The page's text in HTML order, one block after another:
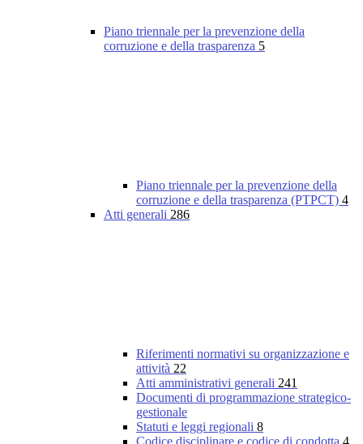
Piano triennale per la prevenzione della
corruzione e della trasparenza 5
Piano triennale per la prevenzione della
corruzione e della trasparenza (PTPCT) 4
Atti generali 286
Riferimenti normativi su organizzazione e
attività 22
Atti amministrativi generali 241
Documenti di programmazione strategico-
gestionale
Statuti e leggi regionali 8